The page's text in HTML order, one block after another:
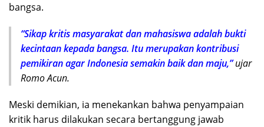
bangsa.
“Sikap kritis masyarakat dan mahasiswa adalah bukti
kecintaan kepada bangsa. Itu merupakan kontribusi
pemikiran agar Indonesia semakin baik dan maju,”ujar
Romo Acun.
Meski demikian, ia menekankan bahwa penyampaian
kritik harus dilakukan secara bertanggung jawab